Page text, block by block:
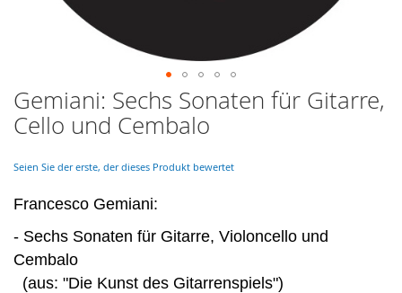
Skip
to
the
of
images
Gemiani: Sechs Sonaten für Gitarre,
Cello und Cembalo
Seien Sie der erste, der dieses Produkt bewertet
Francesco Gemiani:
- Sechs Sonaten für Gitarre, Violoncello und
Cembalo
(aus: "Die Kunst des Gitarrenspiels")